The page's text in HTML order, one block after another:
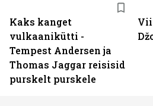
Kaks kanget
vulkaanikütti -
Tempest Andersen ja
Thomas Jaggar reisisid
purskelt purskele